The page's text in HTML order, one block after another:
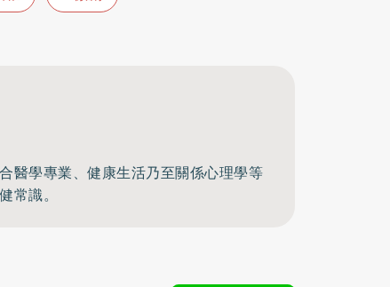
醫學專業、健康生活乃至關係心理學等
常識。